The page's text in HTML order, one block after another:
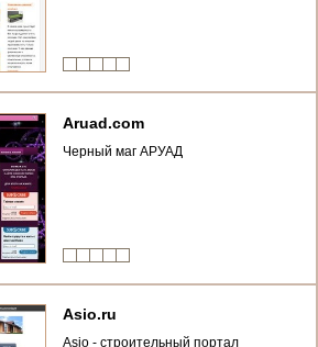
Aruad.com
Черный маг АРУАД
Asio.ru
Asio - строительный портал